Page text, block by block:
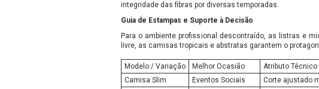
integridade das fibras por diversas temporadas.
Guia de Estampas e Suporte à Decisão
Para o ambiente profissional descontraído, as listras e
livre, as camisas tropicais e abstratas garantem o
Modelo / Variação Melhor Ocasião Atributo Técnico
Camisa Slim
Eventos Sociais Corte ajustado